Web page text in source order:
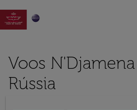

Voos
Rússia